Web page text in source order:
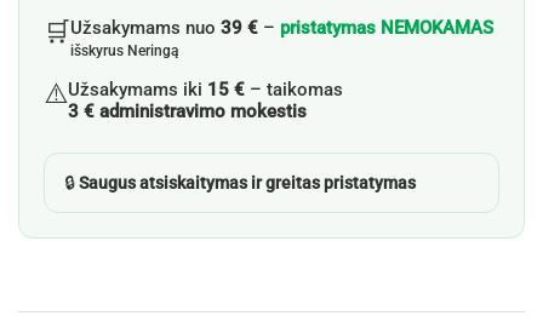
🛒Užsakymams nuo 39 € – pristatymas NEMOKAMAS
išskyrus Neringą
⚠️Užsakymams iki 15 € – taikomas
3 € administravimo mokestis
🔒Saugus atsiskaitymas ir greitas pristatymas